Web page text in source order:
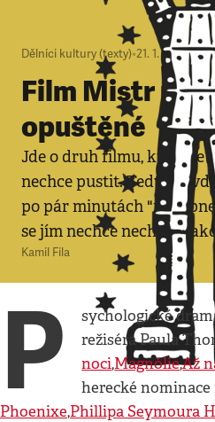
Dělníci kultury (texty)•21. 1. 2013•8
Film Mistr
opuštěné
Jde o druh filmu, který se
nechce pustit. Tedy
po pár minutách
se jím nechce nechat
Kamil Fila
P sychologické
režiséra Paula
noci,Magnólie,Až
herecké
Phoenixe,Phillipa Seymoura